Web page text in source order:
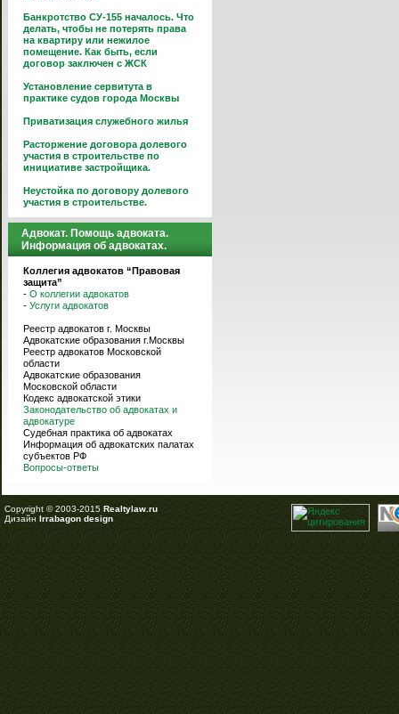
Банкротство СУ-155 началось. Что
делать, чтобы не потерять права
на квартиру или нежилое
помещение. Как быть, если
договор заключен с ЖСК
Установление сервитута в
практике судов города Москвы
Приватизация служебного жилья
Расторжение договора долевого
участия в строительстве по
инициативе застройщика.
Неустойка по договору долевого
участия в строительстве.
Адвокат. Помощь адвоката.
Информация об адвокатах.
Коллегия адвокатов “Правовая
защита”
- О коллегии адвокатов
- Услуги адвокатов
Реестр адвокатов г. Москвы
Адвокатские образования г.Москвы
Реестр адвокатов Московской
области
Адвокатские образования
Московской области
Кодекс адвокатской этики
Законодательство об адвокатах и
адвокатуре
Судебная практика об адвокатах
Информация об адвокатских палатах
субъектов РФ
Вопросы-ответы
Copyright © 2003-2015 Realtylaw.ru
Дизайн Irrabagon design